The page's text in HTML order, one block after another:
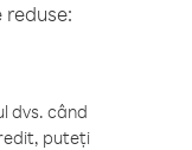
dvs. când
puteți